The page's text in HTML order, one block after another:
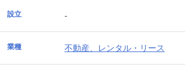
設立 -
業種 不動産、レンタル・リース